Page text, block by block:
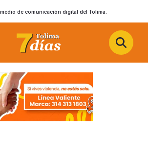
de comunicación digital del Tolima.